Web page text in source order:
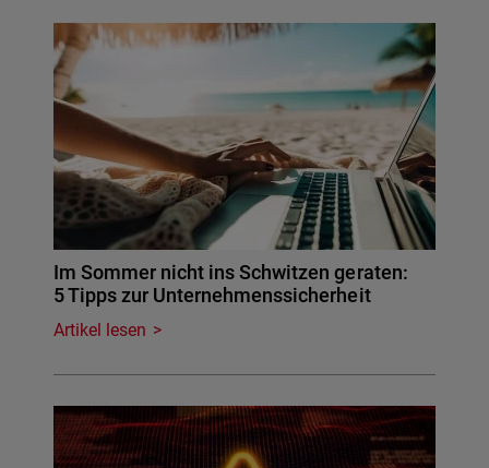
Im Sommer nicht ins Schwitzen geraten:
5 Tipps zur Unternehmenssicherheit
Artikel lesen